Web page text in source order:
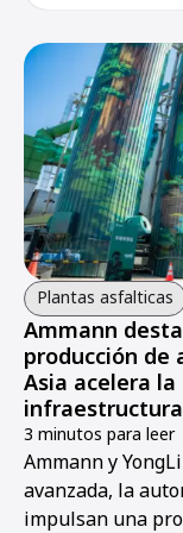
Plantas asfalticas
Ammann
producción
Asia acelera
3 minutos para leer
Ammann y
avanzada, la
impulsan una